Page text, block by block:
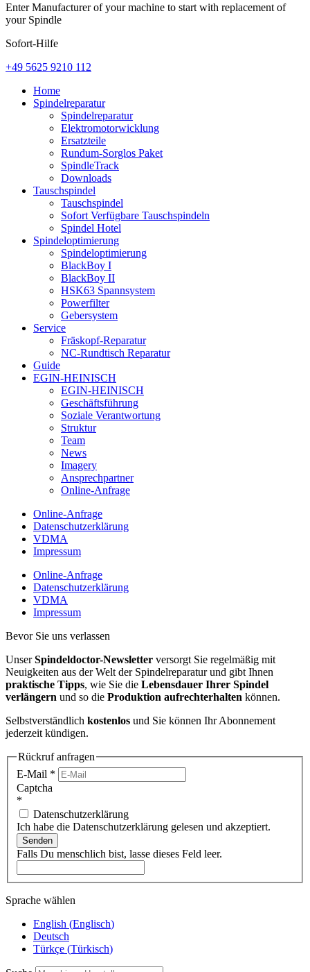
Enter Manufacturer of your machine to start with replacement of
your Spindle
Sofort-Hilfe
+49 5625 9210 112
Home
Spindelreparatur
Spindelreparatur
Elektromotorwicklung
Ersatzteile
Rundum-Sorglos Paket
SpindleTrack
Downloads
Tauschspindel
Tauschspindel
Sofort Verfügbare Tauschspindeln
Spindel Hotel
Spindeloptimierung
Spindeloptimierung
BlackBoy I
BlackBoy II
HSK63 Spannsystem
Powerfilter
Gebersystem
Service
Fräskopf-Reparatur
NC-Rundtisch Reparatur
Guide
EGIN-HEINISCH
EGIN-HEINISCH
Geschäftsführung
Soziale Verantwortung
Struktur
Team
News
Imagery
Ansprechpartner
Online-Anfrage
Online-Anfrage
Datenschutzerklärung
VDMA
Impressum
Online-Anfrage
Datenschutzerklärung
VDMA
Impressum
Bevor Sie uns verlassen
UnserSpindeldoctor-Newsletter versorgt Sie regelmäßig mit
Neuigkeiten aus der Welt der Spindelreparatur und gibt Ihnen
praktische Tipps, wie Sie die Lebensdauer Ihrer Spindel
verlängern und so die Produktion aufrechterhalten können.
Selbstverständlich kostenlos und Sie können Ihr Abonnement
jederzeit kündigen.
Rückruf anfragen
E-Mail *
Captcha
*
Datenschutzerklärung
Ich habe die Datenschutzerklärung gelesen und akzeptiert.
Senden
Falls Du menschlich bist, lasse dieses Feld leer.
Sprache wählen
English (Englisch)
Deutsch
Türkçe (Türkisch)